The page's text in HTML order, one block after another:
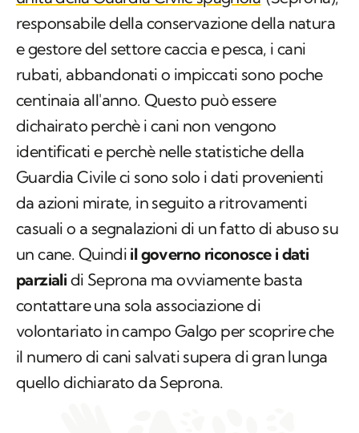
responsabile della conservazione della natura
e gestore del settore caccia e pesca, i cani
rubati, abbandonati o impiccati sono poche
centinaia all'anno. Questo può essere
dichairato perchè i cani non vengono
identificati e perchè nelle statistiche della
Guardia Civile ci sono solo i dati provenienti
da azioni mirate, in seguito a ritrovamenti
casuali o a segnalazioni di un fatto di abuso su
un cane. Quindi il governo riconosce i dati
parziali di Seprona ma ovviamente basta
contattare una sola associazione di
volontariato in campo Galgo per scoprire che
il numero di cani salvati supera di gran lunga
quello dichiarato da Seprona.